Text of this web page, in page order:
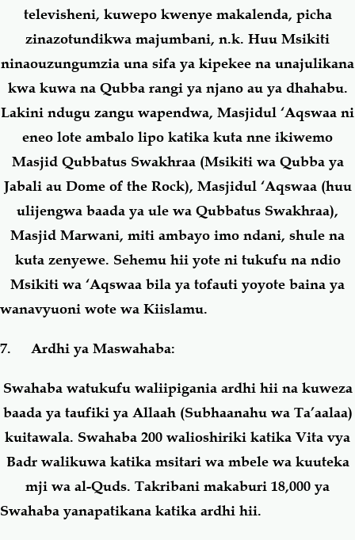
televisheni, kuwepo kwenye makalenda, picha
zinazotundikwa majumbani, n.k. Huu Msikiti
ninaouzungumzia una sifa ya kipekee na unajulikana
kwa kuwa na Qubba rangi ya njano au ya dhahabu.
Lakini ndugu zangu wapendwa, Masjidul ‘Aqswaa ni
eneo lote ambalo lipo katika kuta nne ikiwemo
Masjid Qubbatus Swakhraa (Msikiti wa Qubba ya
Jabali au Dome of the Rock), Masjidul ‘Aqswaa (huu
ulijengwa baada ya ule wa Qubbatus Swakhraa),
Masjid Marwani, miti ambayo imo ndani, shule na
kuta zenyewe. Sehemu hii yote ni tukufu na ndio
Msikiti wa ‘Aqswaa bila ya tofauti yoyote baina ya
wanavyuoni wote wa Kiislamu.
7. Ardhi ya Maswahaba:
Swahaba watukufu waliipigania ardhi hii na kuweza
baada ya taufiki ya Allaah (Subhaanahu wa Ta’aalaa)
kuitawala. Swahaba 200 walioshiriki katika Vita vya
Badr walikuwa katika msitari wa mbele wa kuuteka
mji wa al-Quds. Takribani makaburi 18,000 ya
Swahaba yanapatikana katika ardhi hii.